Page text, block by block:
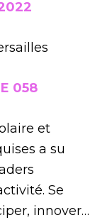
058
et
a su
Se
innover…